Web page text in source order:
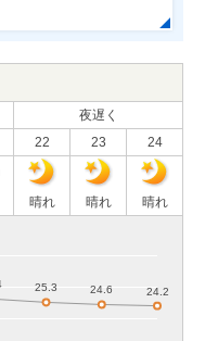
夜遅く
22 23 24
晴れ 晴れ 晴れ